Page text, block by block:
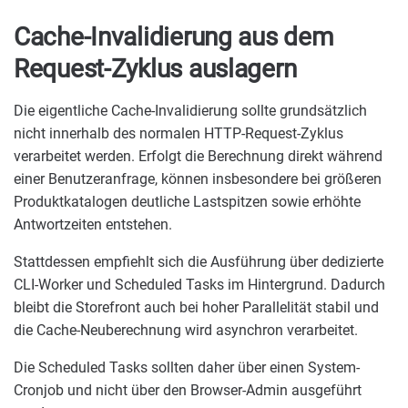
Cache-Invalidierung aus dem
Request-Zyklus auslagern
Die eigentliche Cache-Invalidierung sollte grundsätzlich
nicht innerhalb des normalen HTTP-Request-Zyklus
verarbeitet werden. Erfolgt die Berechnung direkt während
einer Benutzeranfrage, können insbesondere bei größeren
Produktkatalogen deutliche Lastspitzen sowie erhöhte
Antwortzeiten entstehen.
Stattdessen empfiehlt sich die Ausführung über dedizierte
CLI-Worker und Scheduled Tasks im Hintergrund. Dadurch
bleibt die Storefront auch bei hoher Parallelität stabil und
die Cache-Neuberechnung wird asynchron verarbeitet.
Die Scheduled Tasks sollten daher über einen System-
Cronjob und nicht über den Browser-Admin ausgeführt